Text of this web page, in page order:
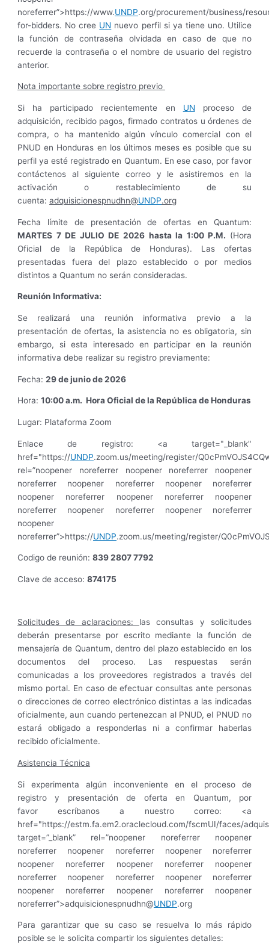
noreferrer”>https://www.UNDP.org/procurement/business/
for-bidders. No cree UN nuevo perfil si ya tiene uno. Utilice
la función de contraseña olvidada en caso de que no
recuerde la contraseña o el nombre de usuario del registro
anterior.
Nota importante sobre registro previo
Si ha participado recientemente en UN proceso de
adquisición, recibido pagos, firmado contratos u órdenes de
compra, o ha mantenido algún vínculo comercial con el
PNUD en Honduras en los últimos meses es posible que su
perfil ya esté registrado en Quantum. En ese caso, por favor
contáctenos al siguiente correo y le asistiremos en la
activación o restablecimiento de su
cuenta:adquisicionespnudhn@UNDP.org
Fecha límite de presentación de ofertas en Quantum:
MARTES 7 DE JULIO DE 2026 hasta la 1:00 P.M. (Hora
Oficial de la República de Honduras). Las ofertas
presentadas fuera del plazo establecido o por medios
distintos a Quantum no serán consideradas.
Reunión Informativa:
Se realizará una reunión informativa previo a la
presentación de ofertas, la asistencia no es obligatoria, sin
embargo, si esta interesado en participar en la reunión
informativa debe realizar su registro previamente:
Fecha:29 de junio de 2026
Hora:10:00 a.m. Hora Oficial de la República de Honduras
Lugar: Plataforma Zoom
Enlace de registro: <a target="_blank"
href="https://UNDP.zoom.us/meeting/register/
rel=”noopener noreferrer noopener noreferrer noopener
noreferrer noopener noreferrer noopener noreferrer
noopener noreferrer noopener noreferrer noopener
noreferrer noopener noreferrer noopener noreferrer
noopener
noreferrer”>https://UNDP.zoom.us/meeting/register/
Codigo de reunión:839 2807 7792
Clave de acceso:874175
Solicitudes de aclaraciones: las consultas y solicitudes
deberán presentarse por escrito mediante la función de
mensajería de Quantum, dentro del plazo establecido en los
documentos del proceso. Las respuestas serán
comunicadas a los proveedores registrados a través del
mismo portal. En caso de efectuar consultas ante personas
o direcciones de correo electrónico distintas a las indicadas
oficialmente, aun cuando pertenezcan al PNUD, el PNUD no
estará obligado a responderlas ni a confirmar haberlas
recibido oficialmente.
Asistencia Técnica
Si experimenta algún inconveniente en el proceso de
registro y presentación de oferta en Quantum, por
favor escríbanos a nuestro correo: <a
href="https://estm.fa.em2.oraclecloud.com/fscmUI/faces/
target=”_blank” rel=”noopener noreferrer noopener
noreferrer noopener noreferrer noopener noreferrer
noopener noreferrer noopener noreferrer noopener
noreferrer noopener noreferrer noopener noreferrer
noopener noreferrer noopener noreferrer noopener
noreferrer”>adquisicionespnudhn@UNDP.org
Para garantizar que su caso se resuelva lo más rápido
posible se le solicita compartir los siguientes detalles: